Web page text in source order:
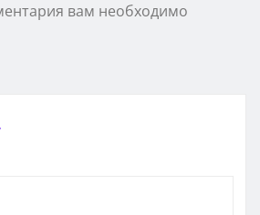
вам необходимо